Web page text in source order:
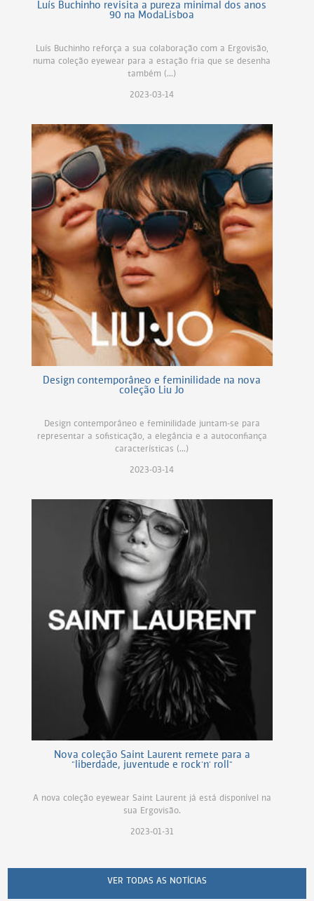
Luís Buchinho revisita a pureza minimal dos anos
90 na ModaLisboa
Luís Buchinho reforça a sua colaboração com a Ergovisão,
numa coleção eyewear para a estação fria que se desenha
também (...)
2023-03-14
Design contemporâneo e feminilidade na nova
coleção Liu Jo
Design contemporâneo e feminilidade juntam-se para
representar a sofisticação, a elegância e a autoconfiança
características (...)
2023-03-14
Nova coleção Saint Laurent remete para a
"liberdade, juventude e rock'n' roll"
A nova coleção eyewear Saint Laurent já está disponível na
sua Ergovisão.
2023-01-31
VER TODAS AS NOTÍCIAS